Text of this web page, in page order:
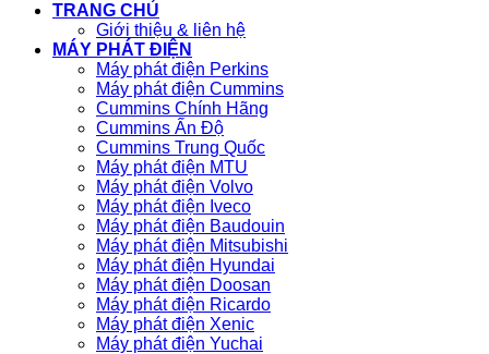
TRANG CHỦ
Giới thiệu & liên hệ
MÁY PHÁT ĐIỆN
Máy phát điện Perkins
Máy phát điện Cummins
Cummins Chính Hãng
Cummins Ấn Độ
Cummins Trung Quốc
Máy phát điện MTU
Máy phát điện Volvo
Máy phát điện Iveco
Máy phát điện Baudouin
Máy phát điện Mitsubishi
Máy phát điện Hyundai
Máy phát điện Doosan
Máy phát điện Ricardo
Máy phát điện Xenic
Máy phát điện Yuchai